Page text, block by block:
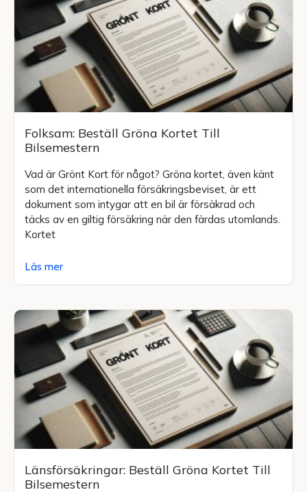
Folksam: Beställ Gröna Kortet Till
Bilsemestern
Vad är Grönt Kort för något? Gröna kortet, även känt
som det internationella försäkringsbeviset, är ett
dokument som intygar att en bil är försäkrad och
täcks av en giltig försäkring när den färdas utomlands.
Kortet
Läs mer
Länsförsäkringar: Beställ Gröna Kortet Till
Bilsemestern